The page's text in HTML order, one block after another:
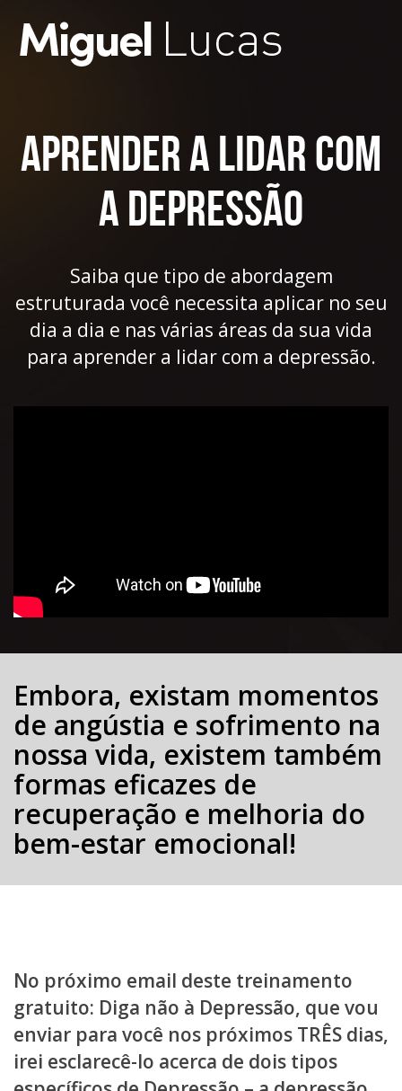
Aprender a lidar com
a depressão
Saiba que tipo de abordagem
estruturada você necessita aplicar no seu
dia a dia e nas várias áreas da sua vida
para aprender a lidar com a depressão.
Embora, existam momentos
de angústia e sofrimento na
nossa vida, existem também
formas eficazes de
recuperação e melhoria do
bem-estar emocional!
No próximo email deste treinamento
gratuito: Diga não à Depressão, que vou
enviar para você nos próximos TRÊS dias,
irei esclarecê-lo acerca de dois tipos